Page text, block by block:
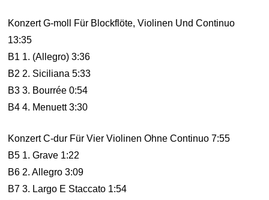
Konzert G-moll Für Blockflöte, Violinen Und Continuo
13:35
B1 1. (Allegro) 3:36
B2 2. Siciliana 5:33
B3 3. Bourrée 0:54
B4 4. Menuett 3:30
Konzert C-dur Für Vier Violinen Ohne Continuo 7:55
B5 1. Grave 1:22
B6 2. Allegro 3:09
B7 3. Largo E Staccato 1:54